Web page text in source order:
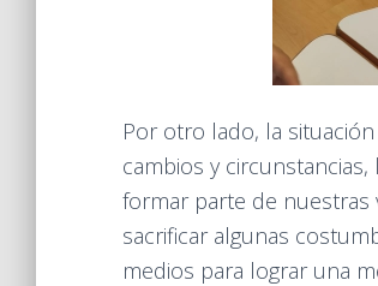
Por otro lado, la
cambios y
formar parte de nuestras
sacrificar algunas
medios para lograr una